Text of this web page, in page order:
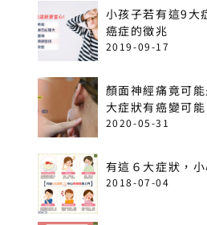
小孩子若有這9
癌症的徵兆
2019-09-17
顏面神經痛竟可
大症狀有癌變可能
2020-05-31
有這６大症狀，
2018-07-04